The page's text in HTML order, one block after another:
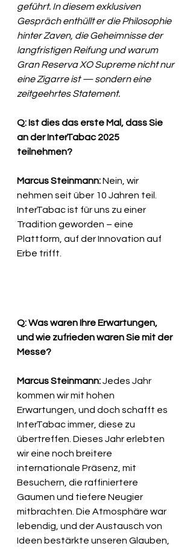
geführt. In diesem exklusiven
Gespräch enthüllt er die Philosophie
hinter Zaven, die Geheimnisse der
langfristigen Reifung und warum
Gran Reserva XO Supreme nicht nur
eine Zigarre ist — sondern eine
zeitgeehrtes Statement.
Q: Ist dies das erste Mal, dass Sie
an der InterTabac 2025
teilnehmen?
Marcus Steinmann: Nein, wir
nehmen seit über 10 Jahren teil.
InterTabac ist für uns zu einer
Tradition geworden – eine
Plattform, auf der Innovation auf
Erbe trifft.
Q: Was waren Ihre Erwartungen,
und wie zufrieden waren Sie mit der
Messe?
Marcus Steinmann: Jedes Jahr
kommen wir mit hohen
Erwartungen, und doch schafft es
InterTabac immer, diese zu
übertreffen. Dieses Jahr erlebten
wir eine noch breitere
internationale Präsenz, mit
Besuchern, die raffiniertere
Gaumen und tiefere Neugier
mitbrachten. Die Atmosphäre war
lebendig, und der Austausch von
Ideen bestärkte unseren Glauben,